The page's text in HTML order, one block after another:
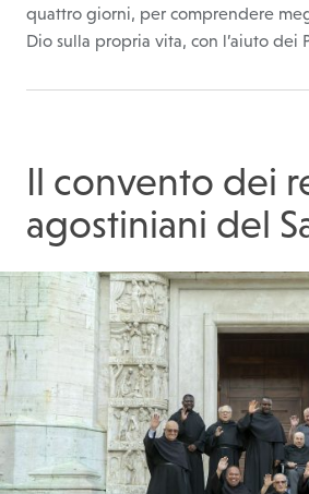
quattro giorni, per comprendere
Dio sulla propria vita, con l’aiuto dei
Il convento dei
agostiniani del